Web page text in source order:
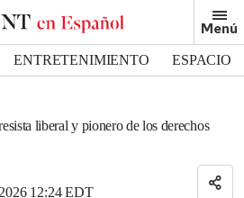
Menú
ENTRETENIMIENTO
ESPACIO
liberal y pionero de los derechos
12:24 EDT